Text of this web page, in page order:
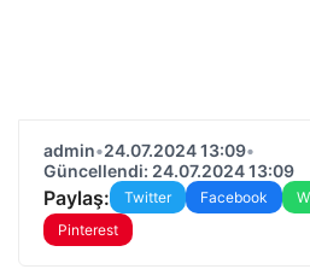
admin•24.07.2024 13:09•
Güncellendi: 24.07.2024 13:09
Paylaş: Twitter Facebook
Pinterest